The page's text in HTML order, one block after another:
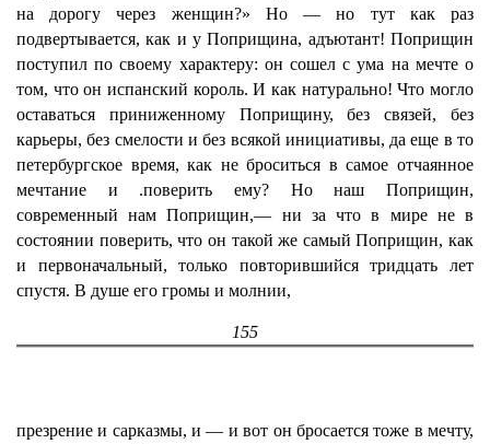
на дорогу через женщин?» Но — но тут как раз
подвертывается, как и у Поприщина, адъютант! Поприщин
поступил по своему характеру: он сошел с ума на мечте о
том, что он испанский король. И как натурально! Что могло
оставаться приниженному Поприщину, без связей, без
карьеры, без смелости и без всякой инициативы, да еще в то
петербургское время, как не броситься в самое отчаянное
мечтание и .поверить ему? Но наш Поприщин,
современный нам Поприщин,— ни за что в мире не в
состоянии поверить, что он такой же самый Поприщин, как
и первоначальный, только повторившийся тридцать лет
спустя. В душе его громы и молнии,
155
презрение и сарказмы, и — и вот он бросается тоже в мечту,